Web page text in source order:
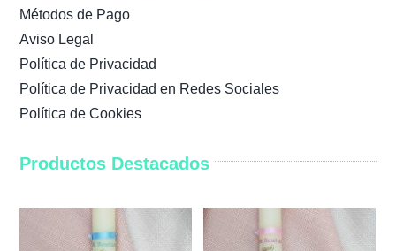
Métodos de Pago
Aviso Legal
Política de Privacidad
Política de Privacidad en Redes Sociales
Política de Cookies
Productos Destacados